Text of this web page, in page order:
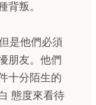
背叛。
是他們必須
朋友。他們
十分陌生的
態度來看待